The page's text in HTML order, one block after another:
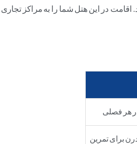
اقامت در این هتل شما را به مراکز تجاری
هر فصلی
برای تمرین